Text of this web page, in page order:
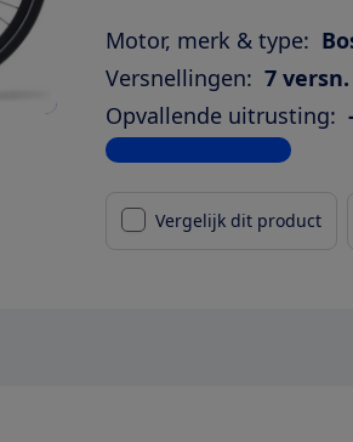
Motor, merk & type:
Versnellingen: 7
Opvallende uitrusting:
Bekijk alle specificaties
Vergelijk dit product